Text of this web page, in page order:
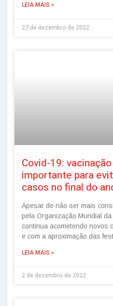
LEIA MAIS »
27 de dezembro de 2022
Covid-19:
importante para
casos no final do
Apesar de não ser mais
pela Organização Mundial
continua acometendo novos
e com a aproximação das
LEIA MAIS »
2 de dezembro de 2022